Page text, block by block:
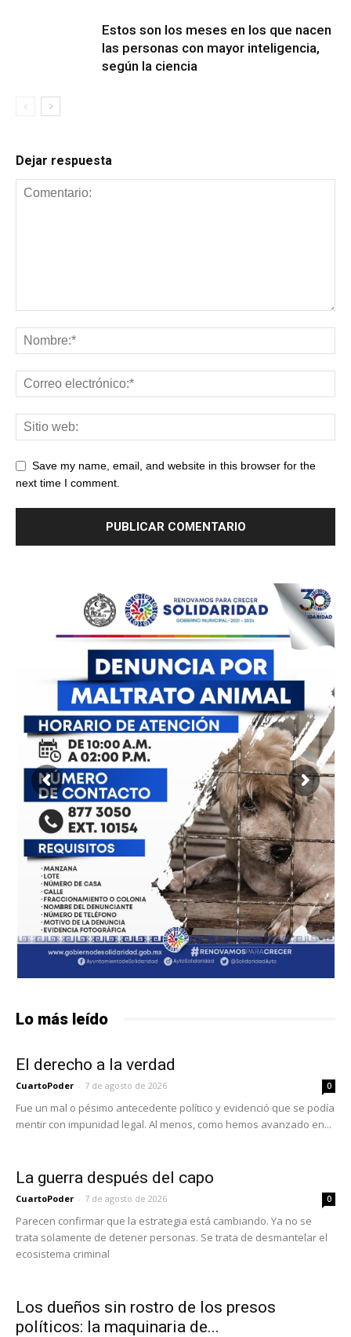
Estos son los meses en los que nacen
las personas con mayor inteligencia,
según la ciencia
Dejar respuesta
Save my name, email, and website in this browser for the
next time I comment.
Lo más leído
El derecho a la verdad
CuartoPoder - 7 de agosto de 2026 0
Fue un mal o pésimo antecedente político y evidenció que se podía
mentir con impunidad legal. Al menos, como hemos avanzado en...
La guerra después del capo
CuartoPoder - 7 de agosto de 2026 0
Parecen confirmar que la estrategia está cambiando. Ya no se
trata solamente de detener personas. Se trata de desmantelar el
ecosistema criminal
Los dueños sin rostro de los presos
políticos: la maquinaria de...